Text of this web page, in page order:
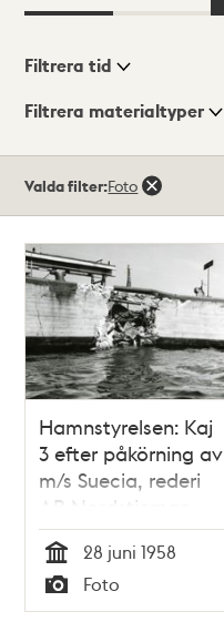
Visningsläge
Filtrera tid
Filtrera materialtyper
träffar
Valda filter:Foto
Hamnstyrelsen: Kaj
3 efter påkörning av
m/s Suecia, rederi
AB Nordstjernan
Tid
28 juni 1958
Typ
Foto